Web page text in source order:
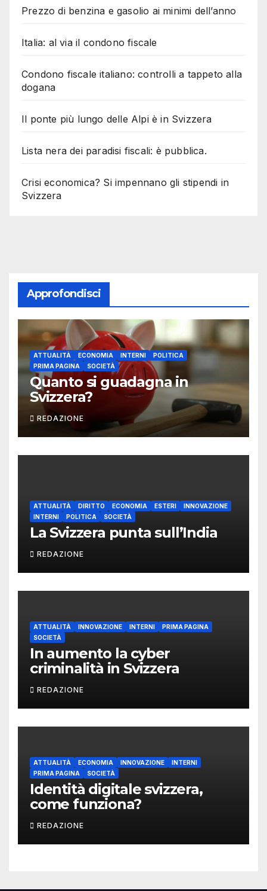
Prezzo di benzina e gasolio ai minimi dell’anno
Italia: al via il condono fiscale
Condono fiscale italiano: controlli a tappeto alla
dogana
Il ponte più lungo delle Alpi è in Svizzera
Lista nera dei paradisi fiscali: è pubblica.
Crisi economica? Si impennano gli stipendi in
Svizzera
Approfondisci
ATTUALITÀ ECONOMIA INTERNI
POLITICA
PRIMA PAGINA
SOCIETÀ
Quanto si guadagna in
Svizzera?
REDAZIONE
ATTUALITÀ DIRITTO ECONOMIA ESTERI
INNOVAZIONE
INTERNI
POLITICA SOCIETÀ
La Svizzera punta sull’India
REDAZIONE
ATTUALITÀ INNOVAZIONE INTERNI
PRIMA PAGINA
SOCIETÀ
In aumento la cyber
criminalità in Svizzera
REDAZIONE
ATTUALITÀ ECONOMIA INNOVAZIONE
INTERNI
PRIMA PAGINA
SOCIETÀ
Identità digitale svizzera,
come funziona?
REDAZIONE